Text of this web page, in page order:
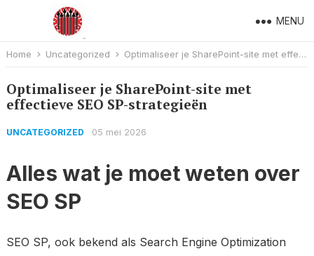
MENU
Home Uncategorized Optimaliseer je SharePoint-site met effectieve SEO SP-strategieën
Optimaliseer je SharePoint-site met
effectieve SEO SP-strategieën
UNCATEGORIZED 05 mei 2026
Alles wat je moet weten over
SEO SP
SEO SP, ook bekend als Search Engine Optimization